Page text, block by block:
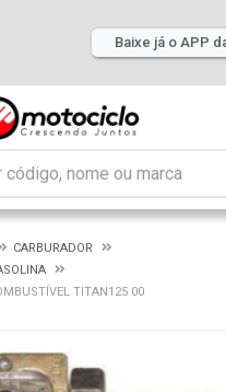
Baixe já o APP
CARBURADOR
TITAN125 00